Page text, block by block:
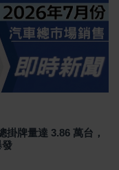
牌量達 3.86 萬台，
發